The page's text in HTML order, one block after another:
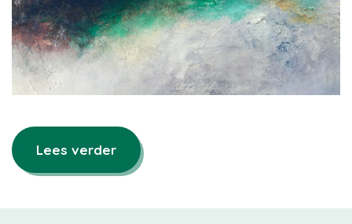
Lees verder